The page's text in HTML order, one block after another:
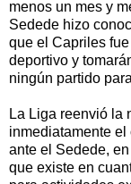
menos un mes y
Sedede hizo
que el Capriles
deportivo y
ningún partido
La Liga reenvió la
inmediatamente el
ante el Sedede,
que existe en